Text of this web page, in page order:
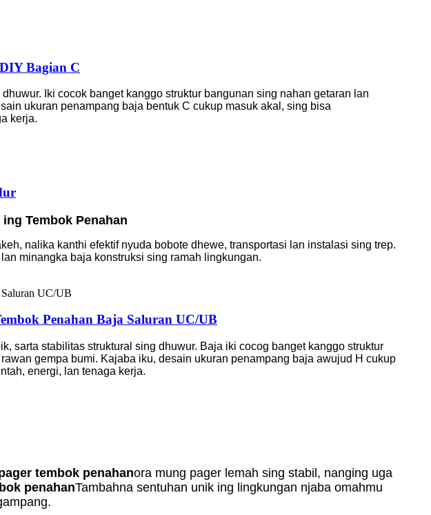
Bagian C
Iki cocok banget kanggo struktur bangunan sing nahan getaran lan
ukuran penampang baja bentuk C cukup masuk akal, sing bisa
kerja.
Tembok Penahan
nalika kanthi efektif nyuda bobote dhewe, transportasi lan instalasi sing trep.
minangka baja konstruksi sing ramah lingkungan.
Penahan Baja Saluran UC/UB
sarta stabilitas struktural sing dhuwur. Baja iki cocog banget kanggo struktur
gempa bumi. Kajaba iku, desain ukuran penampang baja awujud H cukup
energi, lan tenaga kerja.
tembok penahanora mung pager lemah sing stabil, nanging uga
penahanTambahna sentuhan unik ing lingkungan njaba omahmu